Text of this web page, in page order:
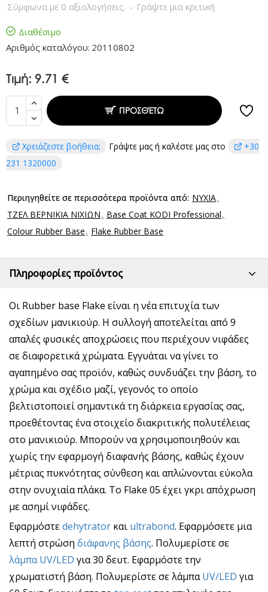
Διαθέσιμο
Αριθμός καταλόγου: 20110802
Σύμφωνα με 0 αξιολογήσεις. - Γράψτε μια κριτική
Τιμή: 9.71 €
ΠΡΟΣΘΈΤΩ
Χρειάζεστε βοήθεια; Γράψτε μας ή καλέστε μας στο
+30
231 1320000
Περιηγηθείτε σε περισσότερα προϊόντα από: ΝΥΧΙΑ
ΤΖΕΛ ΒΕΡΝΙΚΙΑ ΝΙΧΙΩΝ
Base Coat KODI Professional
Colour Rubber Base
Flake Rubber Base
Πληροφορίες προϊόντος
Οι Rubber base Flake είναι η νέα επιτυχία των
σχεδίων μανικιούρ. Η συλλογή αποτελείται από 9
απαλές φυσικές αποχρώσεις που περιέχουν νιφάδες
σε διαφορετικά χρώματα. Εγγυάται να γίνει το
αγαπημένο σας προϊόν, καθώς συνδυάζει την βάση, το
χρώμα και σχέδιο μαζί, γεγονός το οποίο
βελτιστοποιεί σημαντικά τη διάρκεια εργασίας σας,
προεθέτοντας ένα στοιχείο διακριτικής πολυτέλειας
στο μανικιούρ. Μπορούν να χρησιμοποιηθούν και
χωρίς την εφαρμογή διαφανής βάσης, καθώς έχουν
μέτριας πυκνότητας σύνθεση και απλώνονται εύκολα
στην ονυχιαία πλάκα. Το Flake 05 έχει γκρι απόχρωση
με ασημί νιφάδες.
Εφαρμόστεdehytrator και ultrabond. Εφαρμόσετε μια
λεπτή στρώση διάφανης βάσης. Πολυμερίστε σε
λάμπα UV/LED για 30 δευτ. Εφαρμόστε την
χρωματιστή βάση. Πολυμερίστε σε λάμπαUV/LED για